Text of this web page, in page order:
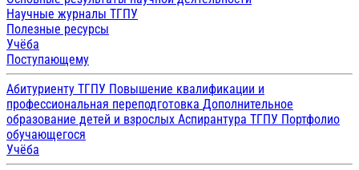
Научные журналы ТГПУ
Полезные ресурсы
Учёба
Поступающему
Абитуриенту ТГПУ Повышение квалификации и
профессиональная переподготовка Дополнительное
образование детей и взрослых Аспирантура ТГПУ Портфолио
обучающегося
Учёба